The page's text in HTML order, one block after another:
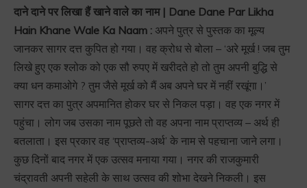
दाने दाने पर लिखा हैं खाने वाले का नाम | Dane Dane Par Likha
Hain Khane Wale Ka Naam : अपने पुत्र से पुस्तक का मूल्य
जानकर सागर दत्त कुपित हो गया। वह क्रोध से बोला – ‘अरे मूर्ख ! जब तुम
लिखे हुए एक श्लोक को एक सौ रुपए में खरीदते हो तो तुम अपनी बुद्धि से
क्या धन कमाओगे ? तुम जैसे मूर्ख को मैं अब अपने घर में नहीं रखूंगा।’
सागर दत्त का पुत्र अपमानित होकर घर से निकल पड़ा। वह एक नगर में
पहुंचा। लोग जब उसका नाम पूछते तो वह अपना नाम प्राप्तव्य – अर्थ ही
बतलाता। इस प्रकार वह ‘प्राप्तव्य-अर्थ’ के नाम से पहचाना जाने लगा।
कुछ दिनों बाद नगर में एक उत्सव मनाया गया। नगर की राजकुमारी
चंद्रावती अपनी सहेली के साथ उत्सव की शोभा देखने निकली। इस